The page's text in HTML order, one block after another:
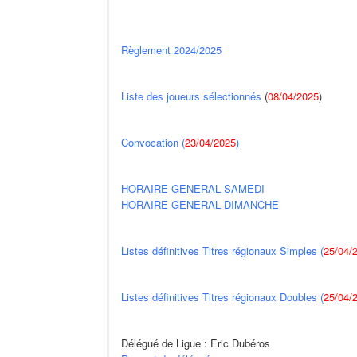
Règlement 2024/2025
Liste des joueurs sélectionnés (08/04/2025)
Convocation (23/04/2025)
HORAIRE GENERAL SAMEDI
HORAIRE GENERAL DIMANCHE
Listes définitives Titres régionaux Simples (25/04/
Listes définitives Titres régionaux Doubles (25/04/
Délégué de Ligue : Eric Dubéros